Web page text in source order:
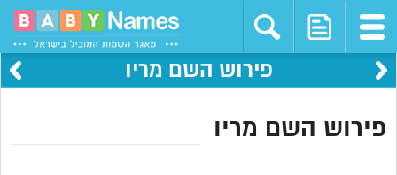
פירוש השם מריו
פירוש השם מריו